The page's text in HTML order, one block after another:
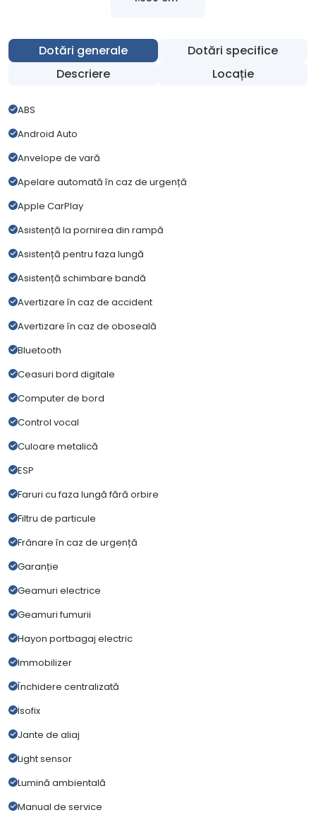
Dotări generale
Dotări specifice
Descriere
Locație
ABS
Android Auto
Anvelope de vară
Apelare automată în caz de urgență
Apple CarPlay
Asistență la pornirea din rampă
Asistență pentru faza lungă
Asistență schimbare bandă
Avertizare în caz de accident
Avertizare în caz de oboseală
Bluetooth
Ceasuri bord digitale
Computer de bord
Control vocal
Culoare metalică
ESP
Faruri cu faza lungă fără orbire
Filtru de particule
Frânare în caz de urgență
Garanție
Geamuri electrice
Geamuri fumurii
Hayon portbagaj electric
Immobilizer
Închidere centralizată
Isofix
Jante de aliaj
Light sensor
Lumină ambientală
Manual de service